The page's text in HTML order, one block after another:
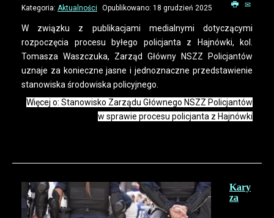
Kategoria: Aktualności Opublikowano: 18 grudzień 2025
W związku z publikacjami medialnymi dotyczącymi
rozpoczęcia procesu byłego policjanta z Hajnówki, kol.
Tomasza Waszczuka, Zarząd Główny NSZZ Policjantów
uznaje za konieczne jasne i jednoznaczne przedstawienie
stanowiska środowiska policyjnego.
Więcej o: Stanowisko Zarządu Głównego NSZZ Policjantów
w sprawie procesu policjanta z Hajnówki
Kary
za